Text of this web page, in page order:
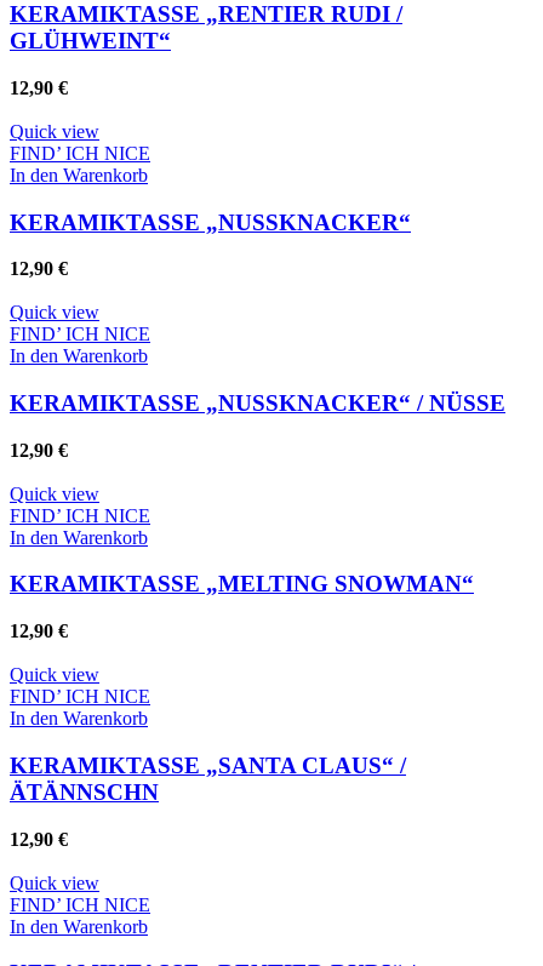
KERAMIKTASSE „RENTIER RUDI /
GLÜHWEINT“
12,90 €
Quick view
FIND’ ICH NICE
In den Warenkorb
KERAMIKTASSE „NUSSKNACKER“
12,90 €
Quick view
FIND’ ICH NICE
In den Warenkorb
KERAMIKTASSE „NUSSKNACKER“ / NÜSSE
12,90 €
Quick view
FIND’ ICH NICE
In den Warenkorb
KERAMIKTASSE „MELTING SNOWMAN“
12,90 €
Quick view
FIND’ ICH NICE
In den Warenkorb
KERAMIKTASSE „SANTA CLAUS“ /
ÄTÄNNSCHN
12,90 €
Quick view
FIND’ ICH NICE
In den Warenkorb